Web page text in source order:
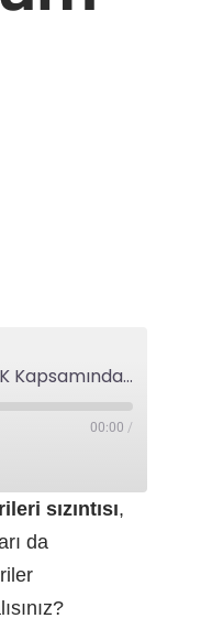
Şirketiniz Siber Saldırıya Uğradı ve Müşteri Verileri Sızdıysa: KVKK Kapsamında Acil Durum Planınız ve Yasal Sorumluluklarınız
00:00 /
sızıntısı,
da